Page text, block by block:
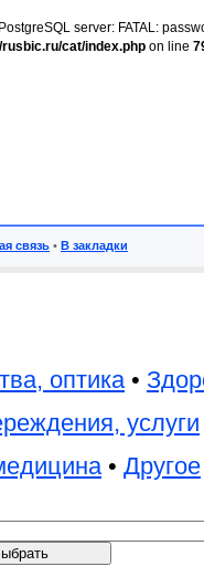
server: FATAL:
cat/index.php on line
связь • В закладки
оптика•
услуги
• Другое